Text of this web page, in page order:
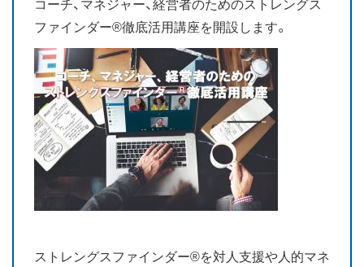
お客様の声
お知らせ
ブログ
ファインダー®徹底活用講座を開設します。
ストレングスファインダー®を対人支援や人的マネ